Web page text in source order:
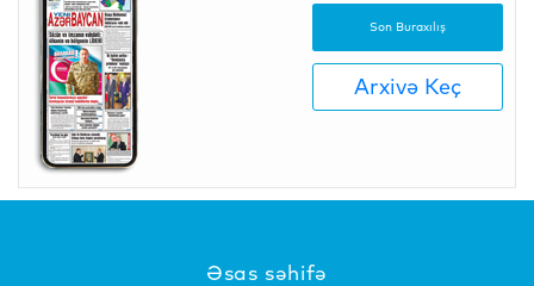
Son Buraxılış
Arxivə Keç
Əsas səhifə